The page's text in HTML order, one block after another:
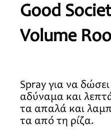
Good
Volume
Spray για να
αδύναμα και
τα απαλά και
τα από τη ρίζα.